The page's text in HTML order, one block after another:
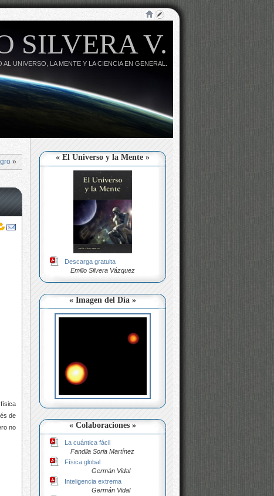
SILVERA V.
AL UNIVERSO, LA MENTE Y LA CIENCIA EN GENERAL.
« El Universo y la Mente »
Descarga gratuita
Emilio Silvera Vázquez
« Imagen del Día »
« Colaboraciones »
La cuántica fácil
Fandila Soria Martínez
Física global
Germán Vidal
Inteligencia extrema
Germán Vidal
»
de
no